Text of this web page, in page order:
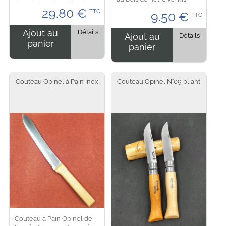
sécurité. En plus d'avoir un
tire bouchon, vous avez un
décapsuleur intégré avec
l'anneau en bout...
29.80 € TTC
Ajout au
panier
Détails
avec une bague de
sécurité en plus. Dimension
: 14 cm de longueur dont la
lame as 5 cm pour une...
9.50 € TTC
Ajout au
panier
Détails
Couteau Opinel à Pain Inox
Couteau à Pain Opinel de
Couteau Opinel N°09 pliant